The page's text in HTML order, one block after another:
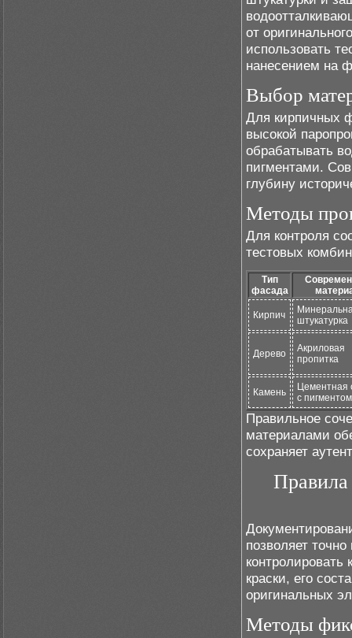
от
использовать
нанесением на
Выбор
Для кирпичных
высокой
обрабатывать
пигментами.
глубину
Методы
Для контроля
тестовых
Тип
фасада
Кирпич
штукатурка
Дерево
Акриловая
пропитка
Камень
Цементная
с пигментом
Правильное
материалами
сохраняет
Правила
позволяет
краски, его
оригинальных
Методы